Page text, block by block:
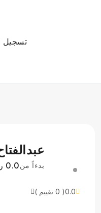
تسجيل
بدءاً من0.0 ر.س/ ساعة
0.0( 0 تقييم )